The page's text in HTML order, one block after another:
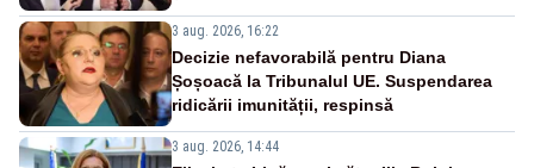
3 aug. 2026, 16:22
Decizie nefavorabilă pentru Diana
Șoșoacă la Tribunalul UE. Suspendarea
ridicării imunității, respinsă
3 aug. 2026, 14:44